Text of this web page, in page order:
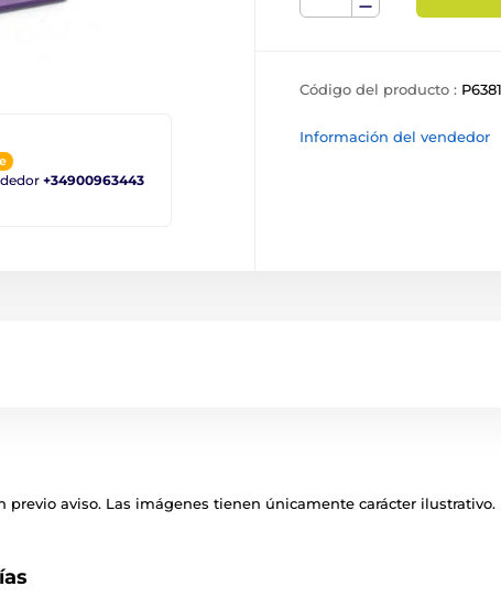
+34900963443
Código del producto : P6381
Información del vendedor
aviso. Las imágenes tienen únicamente carácter ilustrativo.